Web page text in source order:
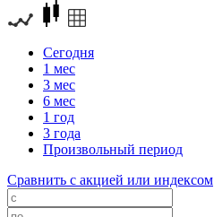
Сегодня
1 мес
3 мес
6 мес
1 год
3 года
Произвольный период
Сравнить с акцией или индексом